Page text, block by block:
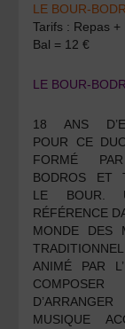
LE BOUR-
Tarifs : Repas
Bal = 12 €
LE BOUR-
18 ANS
POUR CE
FORMÉ
BODROS ET
LE BOUR.
RÉFÉRENCE
MONDE DES
ANIMÉ PAR
MUSIQUE